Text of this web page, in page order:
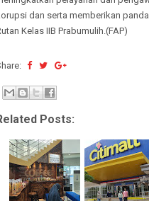
dan serta memberikan
Kelas IIB Prabumulih.(FAP)
Posts: